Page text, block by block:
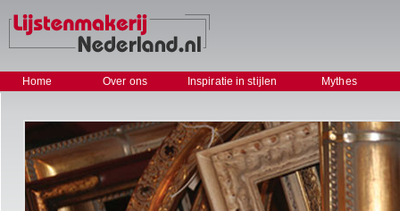
Home Over ons Inspiratie in stijlen Mythes